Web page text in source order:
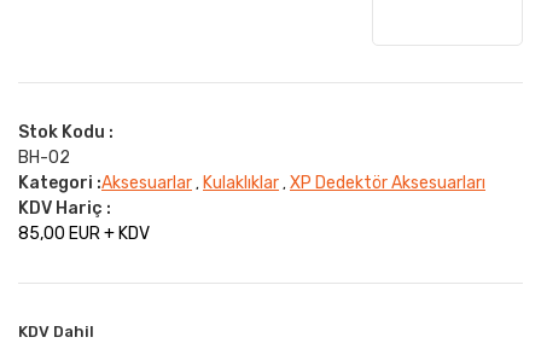
Stok Kodu :
BH-02
Kategori :Aksesuarlar , Kulaklıklar , XP Dedektör Aksesuarları
KDV Hariç :
85,00 EUR + KDV
KDV Dahil